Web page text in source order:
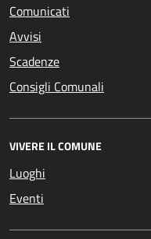
Comunicati
Avvisi
Scadenze
Consigli Comunali
VIVERE IL COMUNE
Luoghi
Eventi